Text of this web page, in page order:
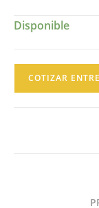
Disponible
COTIZAR